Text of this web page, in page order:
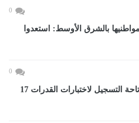
0
بالشرق الأوسط: استعدوا
0
تنسيق الجامعات 2026.. إتاحة التسجيل لاختبارات القدرات 17